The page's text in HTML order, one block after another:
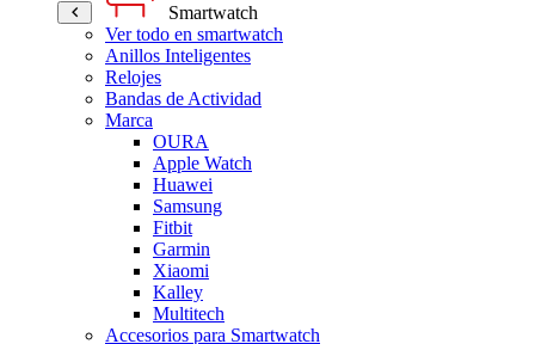
Smartwatch
Ver todo en smartwatch
Anillos Inteligentes
Relojes
Bandas de Actividad
Marca
OURA
Apple Watch
Huawei
Samsung
Fitbit
Garmin
Xiaomi
Kalley
Multitech
Accesorios para Smartwatch